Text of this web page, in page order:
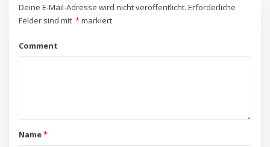
Deine E-Mail-Adresse wird nicht veröffentlicht. Erforderliche
Felder sind mit *markiert
Comment
Name*